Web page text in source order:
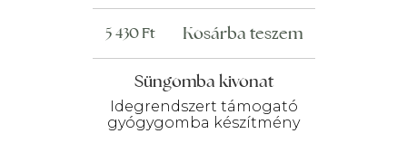
Süngomba kivonat
Idegrendszert támogató
gyógygomba készítmény
5 430Ft Kosárba teszem